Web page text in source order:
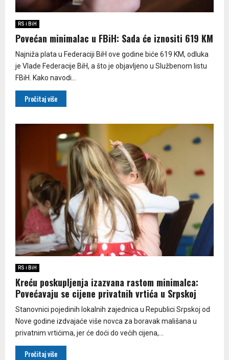
RS i BiH
Povećan minimalac u FBiH: Sada će iznositi 619 KM
Najniža plata u Federaciji BiH ove godine biće 619 KM, odluka
je Vlade Federacije BiH, a što je objavljeno u Službenom listu
FBiH. Kako navodi...
Pročitaj više
RS i BiH
Kreću poskupljenja izazvana rastom minimalca:
Povećavaju se cijene privatnih vrtića u Srpskoj
Stanovnici pojedinih lokalnih zajednica u Republici Srpskoj od
Nove godine izdvajaće više novca za boravak mališana u
privatnim vrtićima, jer će doći do većih cijena,...
Pročitaj više